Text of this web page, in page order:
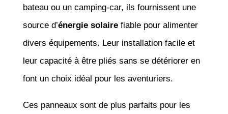
bateau ou un camping-car, ils fournissent une
source d’énergie solairefiable pour alimenter
divers équipements. Leur installation facile et
leur capacité à être pliés sans se détériorer en
font un choix idéal pour les aventuriers.
Ces panneaux sont de plus parfaits pour les